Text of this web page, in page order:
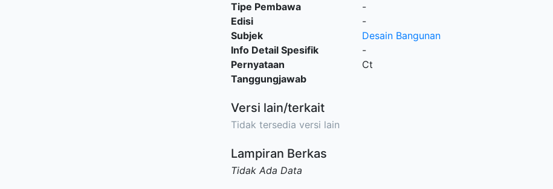
Tipe Pembawa
-
Edisi
-
Subjek
Desain Bangunan
Info Detail Spesifik
-
Pernyataan
Tanggungjawab
Ct
Versi lain/terkait
Tidak tersedia versi lain
Lampiran Berkas
Tidak Ada Data